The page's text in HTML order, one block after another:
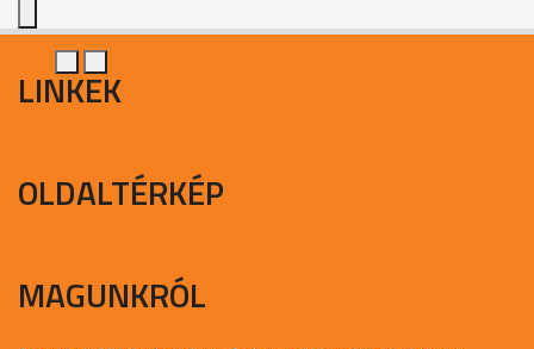
LINKEK
OLDALTÉRKÉP
MAGUNKRÓL